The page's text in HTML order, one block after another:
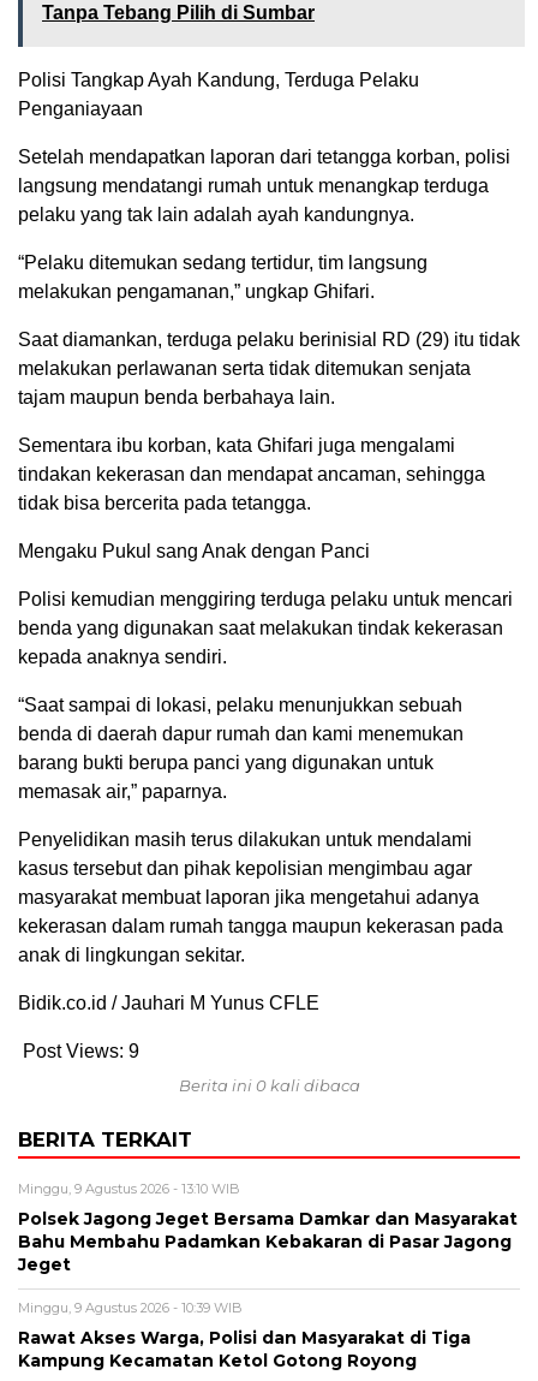
Tanpa Tebang Pilih di Sumbar
Polisi Tangkap Ayah Kandung, Terduga Pelaku
Penganiayaan
Setelah mendapatkan laporan dari tetangga korban, polisi
langsung mendatangi rumah untuk menangkap terduga
pelaku yang tak lain adalah ayah kandungnya.
“Pelaku ditemukan sedang tertidur, tim langsung
melakukan pengamanan,” ungkap Ghifari.
Saat diamankan, terduga pelaku berinisial RD (29) itu tidak
melakukan perlawanan serta tidak ditemukan senjata
tajam maupun benda berbahaya lain.
Sementara ibu korban, kata Ghifari juga mengalami
tindakan kekerasan dan mendapat ancaman, sehingga
tidak bisa bercerita pada tetangga.
Mengaku Pukul sang Anak dengan Panci
Polisi kemudian menggiring terduga pelaku untuk mencari
benda yang digunakan saat melakukan tindak kekerasan
kepada anaknya sendiri.
“Saat sampai di lokasi, pelaku menunjukkan sebuah
benda di daerah dapur rumah dan kami menemukan
barang bukti berupa panci yang digunakan untuk
memasak air,” paparnya.
Penyelidikan masih terus dilakukan untuk mendalami
kasus tersebut dan pihak kepolisian mengimbau agar
masyarakat membuat laporan jika mengetahui adanya
kekerasan dalam rumah tangga maupun kekerasan pada
anak di lingkungan sekitar.
Bidik.co.id / Jauhari M Yunus CFLE
Post Views: 9
Berita ini 0 kali dibaca
BERITA TERKAIT
Minggu, 9 Agustus 2026 - 13:10 WIB
Polsek Jagong Jeget Bersama Damkar dan Masyarakat
Bahu Membahu Padamkan Kebakaran di Pasar Jagong
Jeget
Minggu, 9 Agustus 2026 - 10:39 WIB
Rawat Akses Warga, Polisi dan Masyarakat di Tiga
Kampung Kecamatan Ketol Gotong Royong